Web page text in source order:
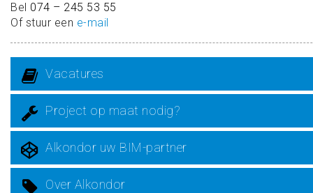
Bel 074 – 245 53 55
Of stuur een e-mail
Vacatures
Project op maat nodig?
Alkondor uw BIM-partner
Over Alkondor